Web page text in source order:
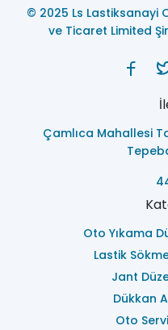
© 2025 Ls Lastiksanayi
ve Ticaret Limited
Çamlıca Mahallesi
Oto Yıkama
Lastik
Jant
Dükkan
Oto